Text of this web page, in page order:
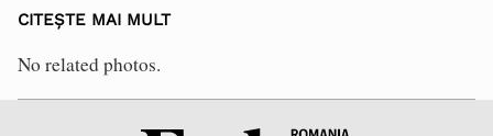
CITEȘTE MAI MULT
No related photos.